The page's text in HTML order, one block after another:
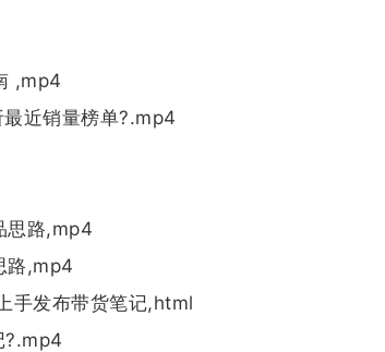
,mp4
近销量榜单?.mp4
思路,mp4
路,mp4
手发布带货笔记,html
?.mp4